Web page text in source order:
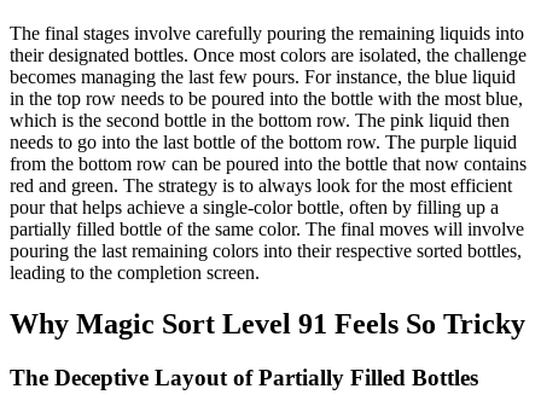
The final stages involve carefully pouring the remaining liquids into
their designated bottles. Once most colors are isolated, the challenge
becomes managing the last few pours. For instance, the blue liquid
in the top row needs to be poured into the bottle with the most blue,
which is the second bottle in the bottom row. The pink liquid then
needs to go into the last bottle of the bottom row. The purple liquid
from the bottom row can be poured into the bottle that now contains
red and green. The strategy is to always look for the most efficient
pour that helps achieve a single-color bottle, often by filling up a
partially filled bottle of the same color. The final moves will involve
pouring the last remaining colors into their respective sorted bottles,
leading to the completion screen.
Why Magic Sort Level 91 Feels So Tricky
The Deceptive Layout of Partially Filled Bottles